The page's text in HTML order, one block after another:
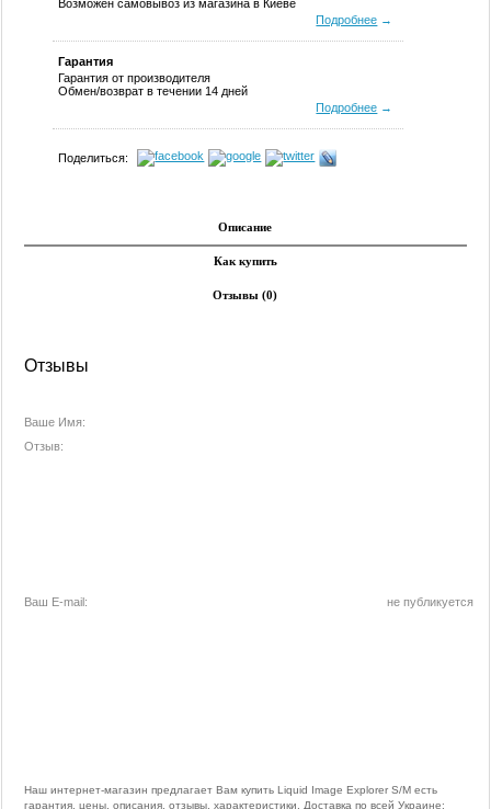
Возможен самовывоз из магазина в Киеве
Подробнее →
Гарантия
Гарантия от производителя
Обмен/возврат в течении 14 дней
Подробнее →
Поделиться:
Описание
Как купить
Отзывы (0)
Отзывы
Ваше Имя:
Отзыв:
не публикуется
Ваш E-mail:
Наш интернет-магазин предлагает Вам купить Liquid Image Explorer S/M есть
гарантия, цены, описания, отзывы, характеристики. Доставка по всей Украине: